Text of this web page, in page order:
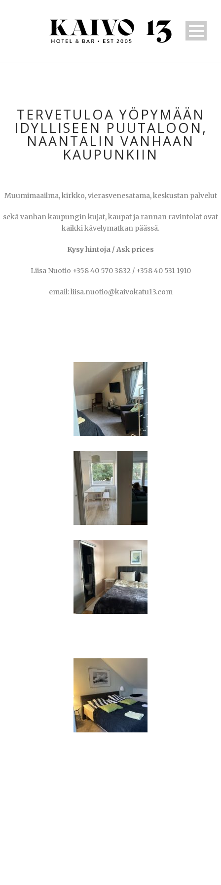
TERVETULOA YÖPYMÄÄN
IDYLLISEEN PUUTALOON,
NAANTALIN VANHAAN
KAUPUNKIIN
Muumimaailma, kirkko, vierasvenesatama, keskustan palvelut
sekä vanhan kaupungin kujat, kaupat ja rannan ravintolat ovat
kaikki kävelymatkan päässä.
Kysy hintoja / Ask prices
Liisa Nuotio +358 40 570 3832 / +358 40 531 1910
email: liisa.nuotio@kaivokatu13.com